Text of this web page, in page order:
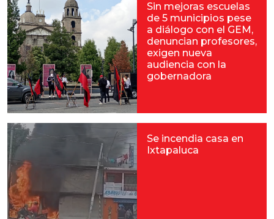
Sin mejoras escuelas
de 5 municipios pese
a diálogo con el GEM,
denuncian profesores,
exigen nueva
audiencia con la
gobernadora
Se incendia casa en
Ixtapaluca